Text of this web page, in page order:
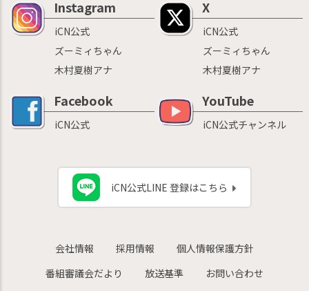
Instagram
iCN公式
ズーミィちゃん
木村夏樹アナ
X
iCN公式
ズーミィちゃん
木村夏樹アナ
Facebook
iCN公式
YouTube
iCN公式チャンネル
iCN公式LINE 登録はこちら
会社情報 採用情報
個人情報保護方針
番組審議会だより
放送基準 お問い合わせ